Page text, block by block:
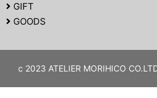
GIFT
GOODS
c 2023 ATELIER MORIHICO